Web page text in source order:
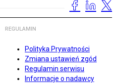
REGULAMIN
Polityka Prywatności
Zmiana ustawień zgód
Regulamin serwisu
Informacje o nadawcy